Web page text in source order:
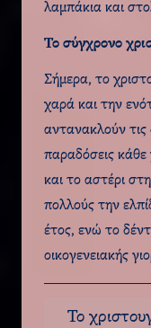
λαμπάκια και
Το σύγχρονο
Σήμερα, το
χαρά και την
αντανακλούν τις
παραδόσεις
και το αστέρι
πολλούς την
έτος, ενώ το
οικογενειακής
Το